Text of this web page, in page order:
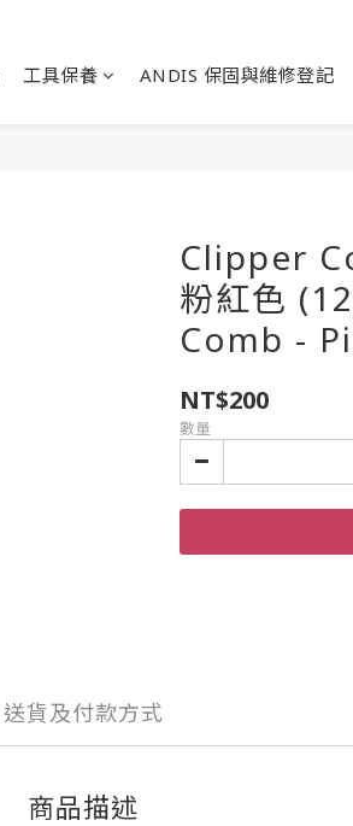
工具保養 ANDIS 保固與維修登記
Clipper
粉紅色
Comb -
NT$200
數量
送貨及付款方式
商品描述